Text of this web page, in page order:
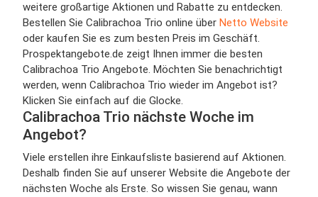
weitere großartige Aktionen und Rabatte zu entdecken.
Bestellen Sie Calibrachoa Trio online über Netto Website
oder kaufen Sie es zum besten Preis im Geschäft.
Prospektangebote.de zeigt Ihnen immer die besten
Calibrachoa Trio Angebote. Möchten Sie benachrichtigt
werden, wenn Calibrachoa Trio wieder im Angebot ist?
Klicken Sie einfach auf die Glocke.
Calibrachoa Trio nächste Woche im
Angebot?
Viele erstellen ihre Einkaufsliste basierend auf Aktionen.
Deshalb finden Sie auf unserer Website die Angebote der
nächsten Woche als Erste. So wissen Sie genau, wann